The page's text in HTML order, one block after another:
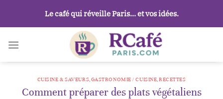
contenu
Le café qui réveille Paris… et vos idées.
CUISINE & SAVEURS,GASTRONOMIE / CUISINE,RECETTES
Comment préparer des plats végétaliens